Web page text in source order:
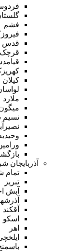
فشم
قدس
قرچک
کیلان
ملارد
میگون
نسیم
وحیدیه
آذربایجان
تمام
تبریز
آبش
آقکند
اسکو
اهر
ایلخچی